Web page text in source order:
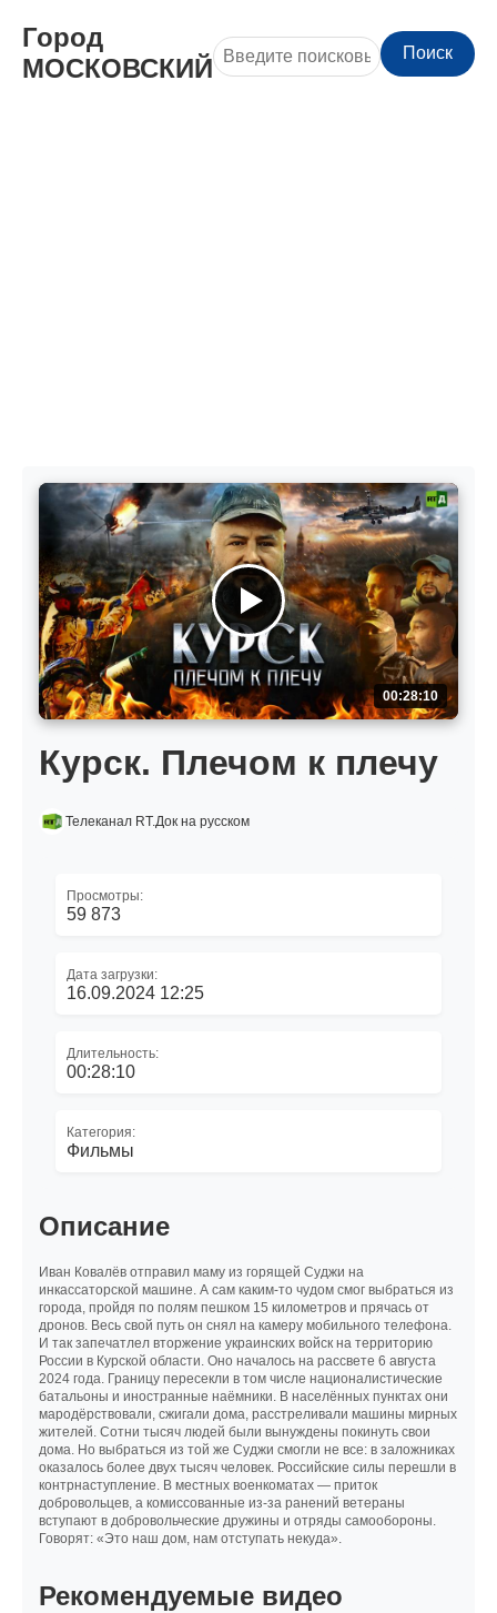
Город
МОСКОВСКИЙ
Поиск
00:28:10
Курск. Плечом к плечу
Телеканал RT.Док на русском
Просмотры:
59 873
Дата загрузки:
16.09.2024 12:25
Длительность:
00:28:10
Категория:
Фильмы
Описание
Иван Ковалёв отправил маму из горящей Суджи на
инкассаторской машине. А сам каким-то чудом смог выбраться из
города, пройдя по полям пешком 15 километров и прячась от
дронов. Весь свой путь он снял на камеру мобильного телефона.
И так запечатлел вторжение украинских войск на территорию
России в Курской области. Оно началось на рассвете 6 августа
2024 года. Границу пересекли в том числе националистические
батальоны и иностранные наёмники. В населённых пунктах они
мародёрствовали, сжигали дома, расстреливали машины мирных
жителей. Сотни тысяч людей были вынуждены покинуть свои
дома. Но выбраться из той же Суджи смогли не все: в заложниках
оказалось более двух тысяч человек. Российские силы перешли в
контрнаступление. В местных военкоматах — приток
добровольцев, а комиссованные из-за ранений ветераны
вступают в добровольческие дружины и отряды самообороны.
Говорят: «Это наш дом, нам отступать некуда».
Рекомендуемые видео